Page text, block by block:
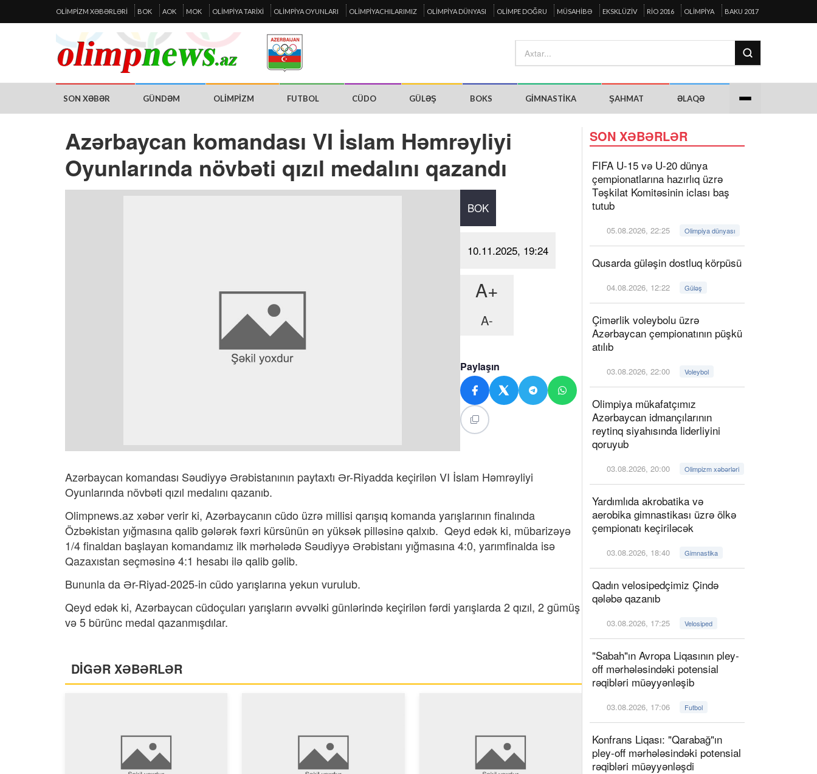
OLIMPIZM XƏBƏRLƏRI BOK AOK MOK OLIMPIYA TARIXI OLIMPIYA OYUNLARI OLIMPIYACHILARIMIZ OLIMPIYA DÜNYASI OLIMPE DOĞRU MÜSAHIBƏ EKSKLÜZIV RIO 2016 OLIMPIYA BAKU 2017
SON XƏBƏR GÜNDƏM OLIMPIZM FUTBOL CÜDO GÜLƏŞ BOKS GIMNASTIKA ŞAHMAT ƏLAQƏ
Azərbaycan komandası VI İslam Həmrəyliyi
Oyunlarında növbəti qızıl medalını qazandı
BOK
10.11.2025, 19:24
A+
A-
Paylaşın
Azərbaycan komandası Səudiyyə Ərəbistanının paytaxtı Ər-Riyadda keçirilən VI İslam Həmrəyliyi
Oyunlarında növbəti qızıl medalını qazanıb.
Olimpnews.az xəbər verir ki, Azərbaycanın cüdo üzrə millisi qarışıq komanda yarışlarının finalında
Özbəkistan yığmasına qalib gələrək fəxri kürsünün ən yüksək pilləsinə qalxıb. Qeyd edək ki, mübarizəyə
1/4 finaldan başlayan komandamız ilk mərhələdə Səudiyyə Ərəbistanı yığmasına 4:0, yarımfinalda isə
Qazaxıstan seçməsinə 4:1 hesabı ilə qalib gəlib.
Bununla da Ər-Riyad-2025-in cüdo yarışlarına yekun vurulub.
Qeyd edək ki, Azərbaycan cüdoçuları yarışların əvvəlki günlərində keçirilən fərdi yarışlarda 2 qızıl, 2 gümüş
və 5 bürünc medal qazanmışdılar.
DİGƏR XƏBƏRLƏR
SON XƏBƏRLƏR
FIFA U-15 və U-20 dünya
çempionatlarına hazırlıq üzrə
Təşkilat Komitəsinin iclası baş
tutub
05.08.2026, 22:25 Olimpiya dünyası
Qusarda güləşin dostluq körpüsü
04.08.2026, 12:22 Güləş
Çimərlik voleybolu üzrə
Azərbaycan çempionatının püşkü
atılıb
03.08.2026, 22:00 Voleybol
Olimpiya mükafatçımız
Azərbaycan idmançılarının
reytinq siyahısında liderliyini
qoruyub
03.08.2026, 20:00 Olimpizm xəbərləri
Yardımlıda akrobatika və
aerobika gimnastikası üzrə ölkə
çempionatı keçiriləcək
03.08.2026, 18:40 Gimnastika
Qadın velosipedçimiz Çində
qələbə qazanıb
03.08.2026, 17:25 Velosiped
"Sabah"ın Avropa Liqasının pley-
off mərhələsindəki potensial
rəqibləri müəyyənləşib
03.08.2026, 17:06 Futbol
Konfrans Liqası: "Qarabağ"ın
pley-off mərhələsindəki potensial
rəqibləri müəyyənləşdi